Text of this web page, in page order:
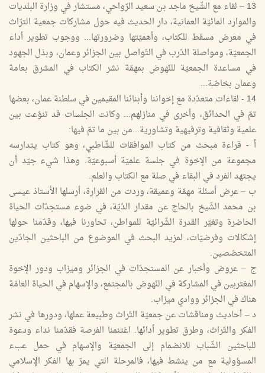
13 – لقاء مع الشّيخ ماجد بن سعيد الرّواحي، مستشار في وزارة البلديات
والموارد المائيّة العمانية، دار الحديث فيه حول مشاركات جمعية الترّاث
في معرض مسقط للكتاب، وأهميّتها وضرورتها... ووجوب تطوير أداء
الجمعيّة، ومواصلة الدّرب في التّواصل بين الجزائر وعمان، وبذل الجهود
في مساعدة الجمعيّة للنّهوض بمهمّة نشر الكتاب في المشرق بعامة
وعمان بخاصّة...
14 - لقاءات متعدّدة مع إخواننا وأبنائنا المقيمين في سلطنة عمان، بعضها
تمّ في الحدائق، وأخرى في منازلهم... وكانت الجلسات قد تنوّعت بين
علمية وثقافية وترفيهية وتشاورية...من بين ما تمّ فيها:
أ - قراءة مبحث من كتاب الموافقات للشّاطبي، وهو كتاب يتدارسه
مجموعة من الإخوة في جلسة علميّة أسبوعيّة. وهذا شيء جيّد أن
يجتهد الفرد في البقاء في صلة مع الكتاب والعلم.
ب – عرض أسئلة مهمّة وعميقة، وردت من القرارة، أرسلها الأستاذ عيسى
بن محمد الشّيخ بالحاج عن مقدار الدّيّة، في ضوء مستجدّات الحياة
الحاضرة وتغيّر القدرة الشّرائيّة للمواطن، تحاورنا فيها، وقدّمنا حولها
إشكالات وفرضيّات، لمزيد البحث في الموضوع من الباحثين الجادّين
المتخصّصين.
ج – عروض وأخبار عن المستجدّات في الجزائر وميزاب ودور الإخوة
المغتربين في المشاركة في النّهوض بالمجتمع، والإسهام في الحياة العامّة
هناك في الجزائر ووادي ميزاب.
د – أحاديث ومناقشات عن جمعيّة التّراث وطبيعة عملها، ودورها في نشر
الفكر والتّراث، وطرق تطوير أدائها. اغتنمنا الفرصة فقدّمنا نداء ودعوة
للباحثين الشّباب للانضمام إلى الجمعيّة والإسهام في حمل عبء
المسؤولية مع من ينشط فيها، فالمرحلة التي يمرّ بها الفكر الإسلامي